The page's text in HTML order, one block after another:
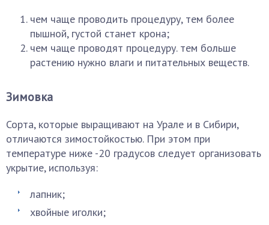
чем чаще проводить процедуру, тем более
пышной, густой станет крона;
чем чаще проводят процедуру. тем больше
растению нужно влаги и питательных веществ.
Зимовка
Сорта, которые выращивают на Урале и в Сибири,
отличаются зимостойкостью. При этом при
температуре ниже -20 градусов следует организовать
укрытие, используя:
лапник;
хвойные иголки;